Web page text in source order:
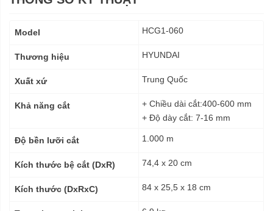
kỹ
Model HCG1-060
Thương hiệu HYUNDAI
Xuất xứ Trung Quốc
Khả năng cắt
+ Chiều dài cắt:400-600 mm
+ Độ dày cắt: 7-16 mm
Độ bền lưỡi cắt 1.000 m
Kích thước bệ cắt (DxR) 74,4 x 20 cm
Kích thước (DxRxC) 84 x 25,5 x 18 cm